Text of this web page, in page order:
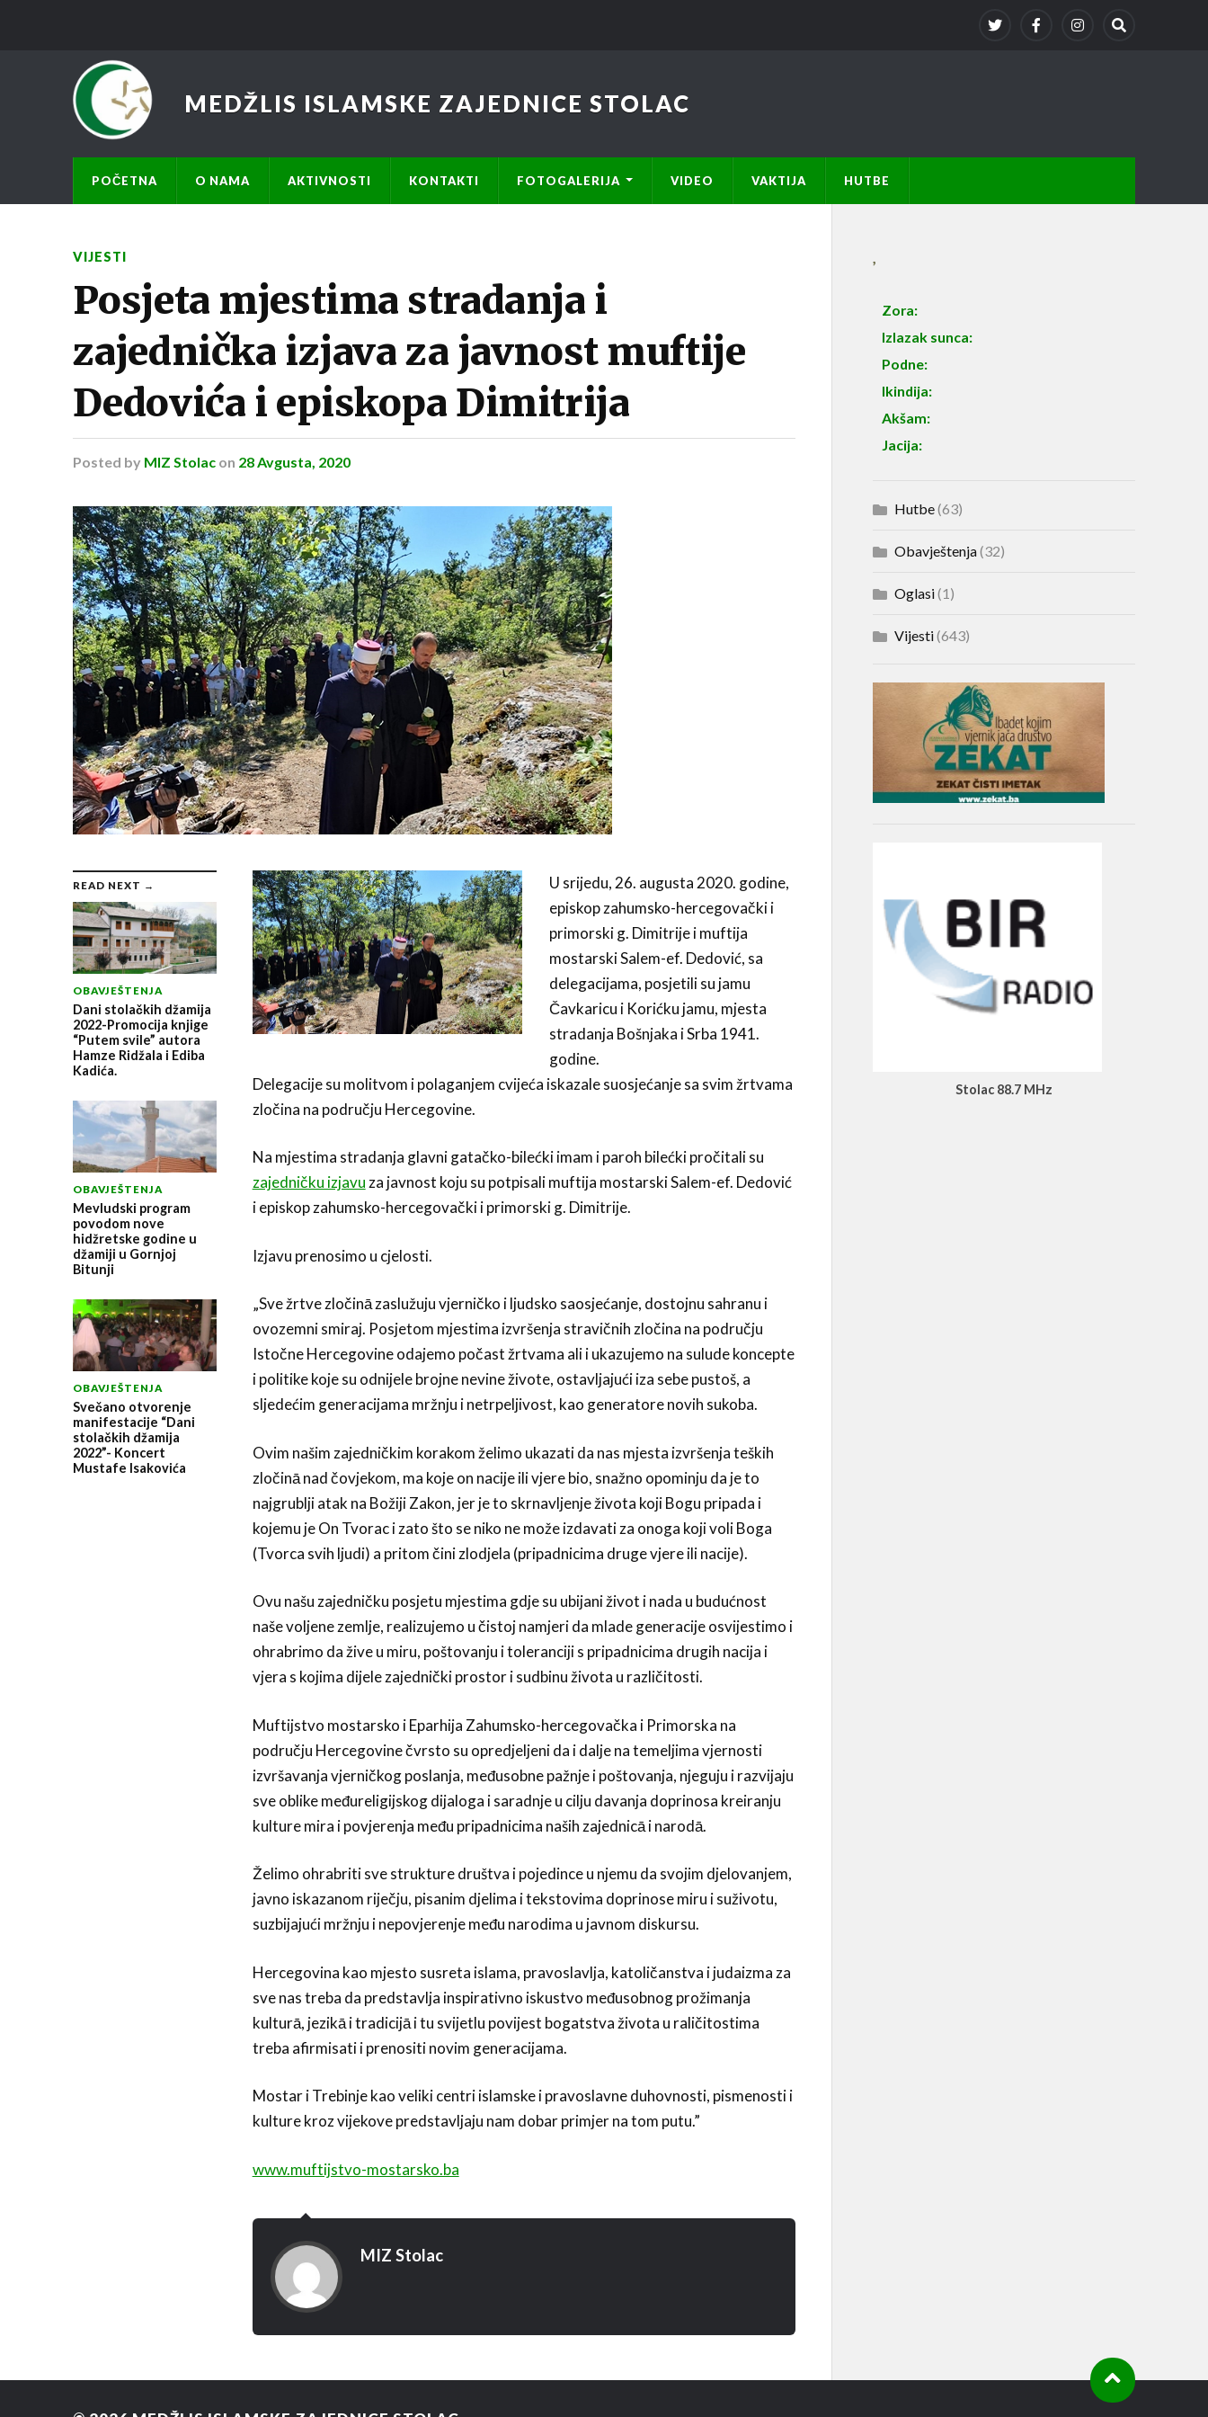
MEDŽLIS ISLAMSKE ZAJEDNICE STOLAC
POČETNA O NAMA AKTIVNOSTI KONTAKTI FOTOGALERIJA VIDEO VAKTIJA HUTBE
VIJESTI
Posjeta mjestima stradanja i
zajednička izjava za javnost muftije
Dedovića i episkopa Dimitrija
Posted by MIZ Stolac on 28 Avgusta, 2020
READ NEXT →
OBAVJEŠTENJA
Dani stolačkih džamija
2022-Promocija knjige
“Putem svile” autora
Hamze Ridžala i Ediba
Kadića.
OBAVJEŠTENJA
Mevludski program
povodom nove
hidžretske godine u
džamiji u Gornjoj
Bitunji
OBAVJEŠTENJA
Svečano otvorenje
manifestacije “Dani
stolačkih džamija
2022”- Koncert
Mustafe Isakovića
U srijedu, 26. augusta 2020. godine,
episkop zahumsko-hercegovački i
primorski g. Dimitrije i muftija
mostarski Salem-ef. Dedović, sa
delegacijama, posjetili su jamu
Čavkaricu i Korićku jamu, mjesta
stradanja Bošnjaka i Srba 1941.
godine.
Delegacije su molitvom i polaganjem cvijeća iskazale suosjećanje sa svim žrtvama
zločina na području Hercegovine.
Na mjestima stradanja glavni gatačko-bilećki imam i paroh bilećki pročitali su
zajedničku izjavu za javnost koju su potpisali muftija mostarski Salem-ef. Dedović
i episkop zahumsko-hercegovački i primorski g. Dimitrije.
Izjavu prenosimo u cjelosti.
„Sve žrtve zločinā zaslužuju vjerničko i ljudsko saosjećanje, dostojnu sahranu i
ovozemni smiraj. Posjetom mjestima izvršenja stravičnih zločina na području
Istočne Hercegovine odajemo počast žrtvama ali i ukazujemo na sulude koncepte
i politike koje su odnijele brojne nevine živote, ostavljajući iza sebe pustoš, a
sljedećim generacijama mržnju i netrpeljivost, kao generatore novih sukoba.
Ovim našim zajedničkim korakom želimo ukazati da nas mjesta izvršenja teških
zločinā nad čovjekom, ma koje on nacije ili vjere bio, snažno opominju da je to
najgrublji atak na Božiji Zakon, jer je to skrnavljenje života koji Bogu pripada i
kojemu je On Tvorac i zato što se niko ne može izdavati za onoga koji voli Boga
(Tvorca svih ljudi) a pritom čini zlodjela (pripadnicima druge vjere ili nacije).
Ovu našu zajedničku posjetu mjestima gdje su ubijani život i nada u budućnost
naše voljene zemlje, realizujemo u čistoj namjeri da mlade generacije osvijestimo i
ohrabrimo da žive u miru, poštovanju i toleranciji s pripadnicima drugih nacija i
vjera s kojima dijele zajednički prostor i sudbinu života u različitosti.
Muftijstvo mostarsko i Eparhija Zahumsko-hercegovačka i Primorska na
području Hercegovine čvrsto su opredjeljeni da i dalje na temeljima vjernosti
izvršavanja vjerničkog poslanja, međusobne pažnje i poštovanja, njeguju i razvijaju
sve oblike međureligijskog dijaloga i saradnje u cilju davanja doprinosa kreiranju
kulture mira i povjerenja među pripadnicima naših zajednicā i narodā.
Želimo ohrabriti sve strukture društva i pojedince u njemu da svojim djelovanjem,
javno iskazanom riječju, pisanim djelima i tekstovima doprinose miru i suživotu,
suzbijajući mržnju i nepovjerenje među narodima u javnom diskursu.
Hercegovina kao mjesto susreta islama, pravoslavlja, katoličanstva i judaizma za
sve nas treba da predstavlja inspirativno iskustvo međusobnog prožimanja
kulturā, jezikā i tradicijā i tu svijetlu povijest bogatstva života u raličitostima
treba afirmisati i prenositi novim generacijama.
Mostar i Trebinje kao veliki centri islamske i pravoslavne duhovnosti, pismenosti i
kulture kroz vijekove predstavljaju nam dobar primjer na tom putu.”
www.muftijstvo-mostarsko.ba
MIZ Stolac
,
Zora:
Izlazak sunca:
Podne:
Ikindija:
Akšam:
Jacija:
Hutbe(63)
Obavještenja(32)
Oglasi(1)
Vijesti(643)
Stolac 88.7 MHz